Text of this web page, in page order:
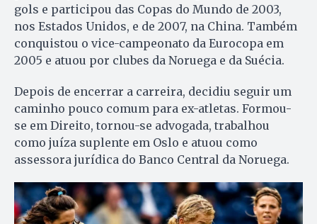
gols e participou das Copas do Mundo de 2003,
nos Estados Unidos, e de 2007, na China. Também
conquistou o vice-campeonato da Eurocopa em
2005 e atuou por clubes da Noruega e da Suécia.
Depois de encerrar a carreira, decidiu seguir um
caminho pouco comum para ex-atletas. Formou-
se em Direito, tornou-se advogada, trabalhou
como juíza suplente em Oslo e atuou como
assessora jurídica do Banco Central da Noruega.